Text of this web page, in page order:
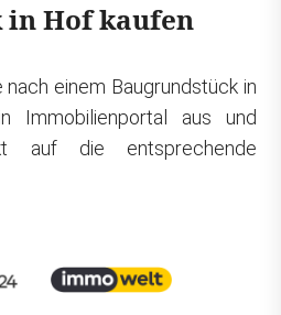
in Hof kaufen
einem Baugrundstück in
Immobilienportal aus und
auf die entsprechende